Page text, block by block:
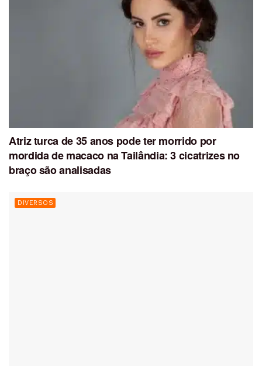
Atriz turca de 35 anos pode ter morrido por
mordida de macaco na Tailândia: 3 cicatrizes no
braço são analisadas
DIVERSOS